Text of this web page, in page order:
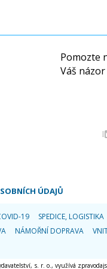
ÚDAJŮ
Pomozte
Váš
19 SPEDICE, LOGISTIKA
NÁMOŘNÍ DOPRAVA
s. r. o., využívá